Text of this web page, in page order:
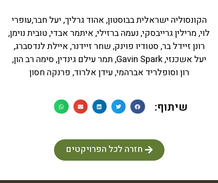
הקונסוליה ישראלית בבוסטון, אהוד גרליך, יעל חבר,עופרי
לוי, מרילין גרייבסקי, נעמה ברזילי, איתמר אבדי, טובית נוימן,
רונן זיידל בר, סטודיו פוינק, שחר זיידנר, איילת לנדסברג,
יעל אשכנזי, Gavin Spark, תמר עילם גינדין, סימה רב הון,
רון וסופלריד אברהמי, עידן אלרוד, פרנקה חסון
שיתוף:
חזרה לכל הפרויקטים